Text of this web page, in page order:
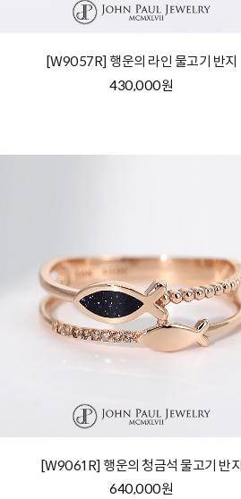
[W9057R] 행운의 라인 물고기 반지
430,000원
[W9061R] 행운의 청금석 물고기 반지
640,000원